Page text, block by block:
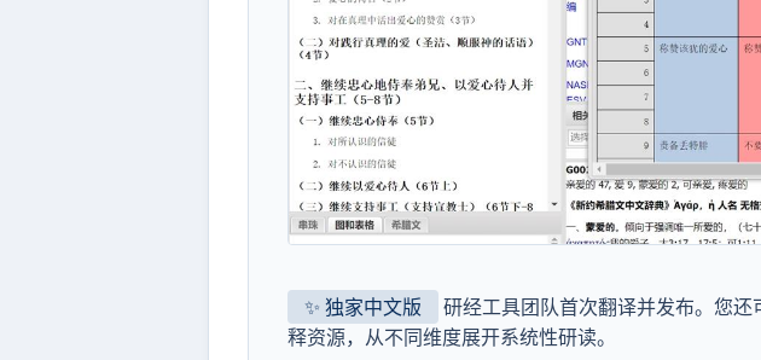
✨ 独家中文版
研经工具团队首次翻译并发布。您
释资源，从不同维度展开系统性研读。